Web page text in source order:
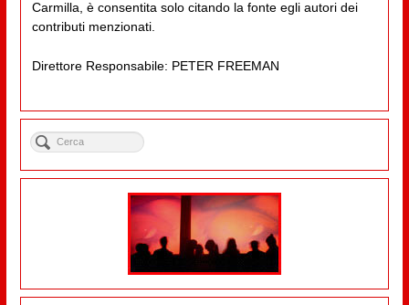
Carmilla, è consentita solo citando la fonte egli autori dei
contributi menzionati.
Direttore Responsabile: PETER FREEMAN